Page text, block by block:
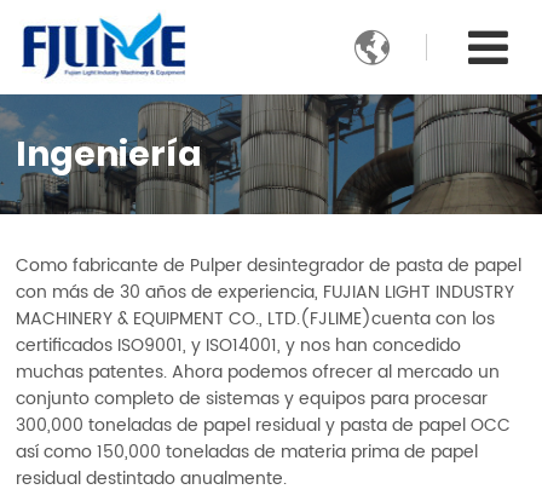

Ingeniería
Como fabricante de Pulper desintegrador de pasta de papel
con más de 30 años de experiencia, FUJIAN LIGHT INDUSTRY
MACHINERY & EQUIPMENT CO., LTD.(FJLIME)cuenta con los
certificados ISO9001, y ISO14001, y nos han concedido
muchas patentes. Ahora podemos ofrecer al mercado un
conjunto completo de sistemas y equipos para procesar
300,000 toneladas de papel residual y pasta de papel OCC
así como 150,000 toneladas de materia prima de papel
residual destintado anualmente.